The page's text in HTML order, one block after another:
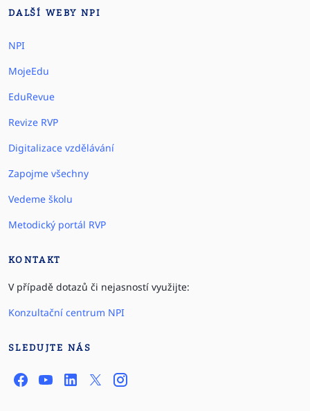
DALŠÍ WEBY NPI
NPI
MojeEdu
EduRevue
Revize RVP
Digitalizace vzdělávání
Zapojme všechny
Vedeme školu
Metodický portál RVP
KONTAKT
V případě dotazů či nejasností využijte:
Konzultační centrum NPI
SLEDUJTE NÁS